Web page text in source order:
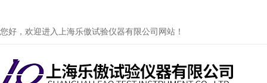
您好，欢迎进入上海乐傲试验仪器有限公司网站！